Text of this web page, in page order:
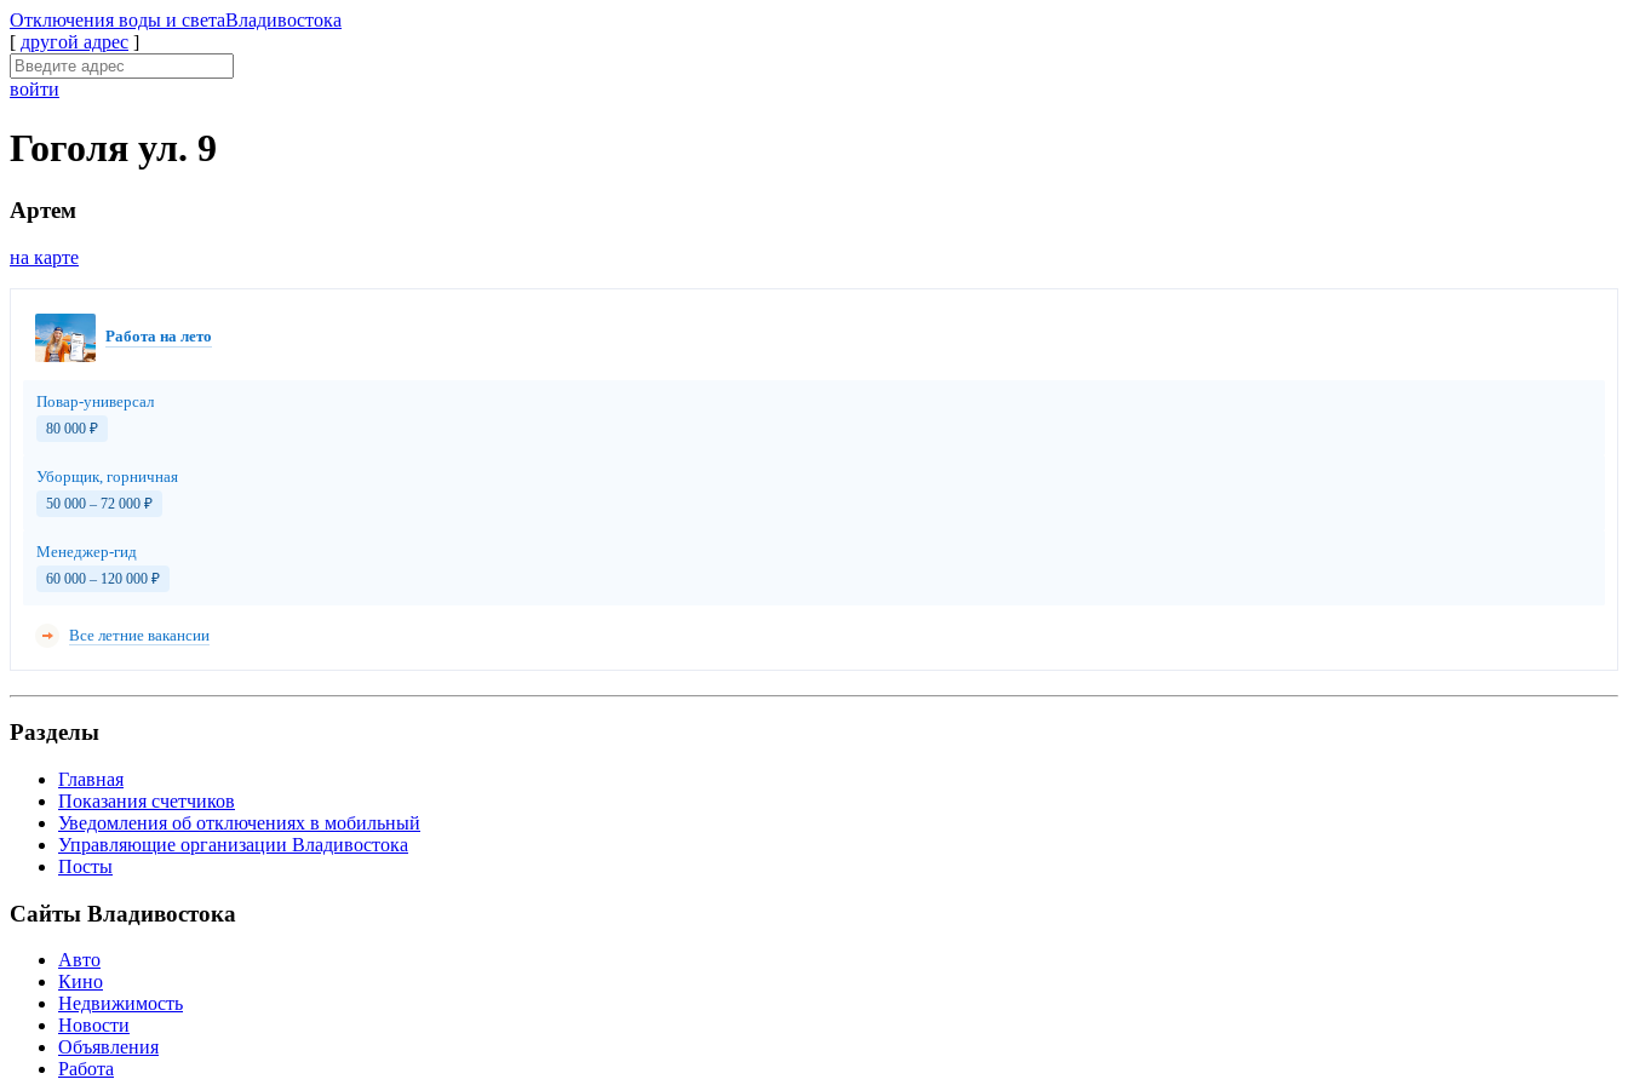
Отключения воды и светаВладивостока
[ другой адрес ]
войти
Гоголя ул. 9
Артем
на карте
Работа на лето
Повар-универсал
80 000 ₽
Уборщик, горничная
50 000 – 72 000 ₽
Менеджер-гид
60 000 – 120 000 ₽
Все летние вакансии
Разделы
Главная
Показания счетчиков
Уведомления об отключениях в мобильный
Управляющие организации Владивостока
Посты
Сайты Владивостока
Авто
Кино
Недвижимость
Новости
Объявления
Работа